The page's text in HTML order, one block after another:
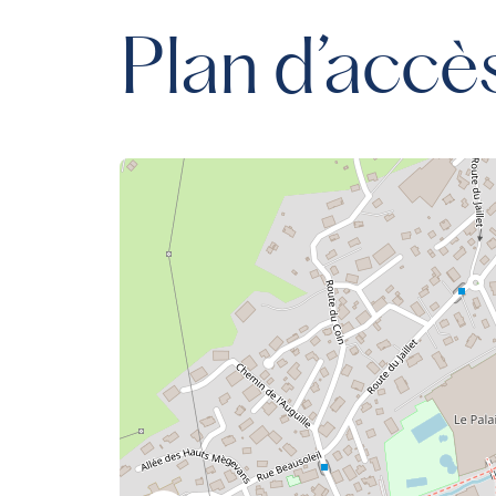
Plan